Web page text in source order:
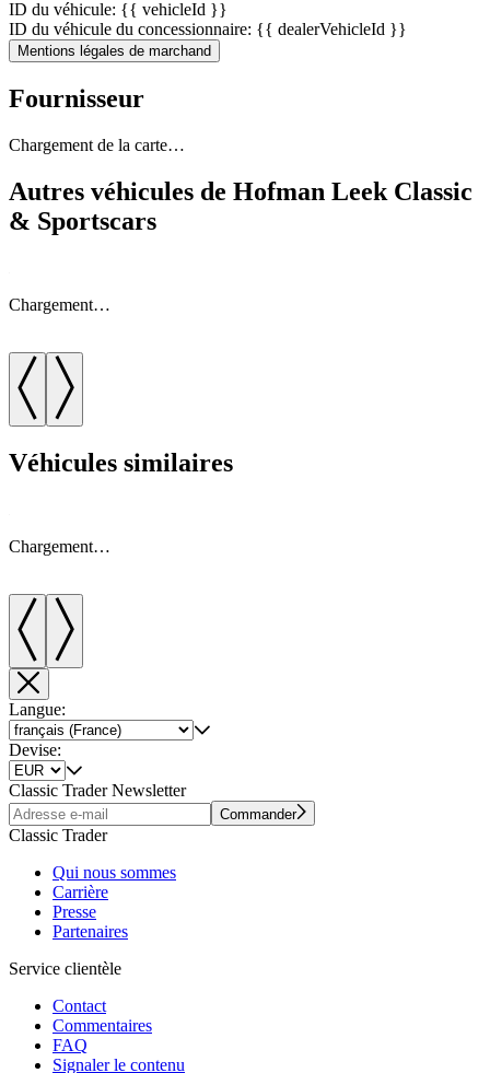
ID du véhicule: {{ vehicleId }}
ID du véhicule du concessionnaire: {{ dealerVehicleId }}
Mentions légales de marchand
Fournisseur
Chargement de la carte…
Autres véhicules de Hofman Leek Classic
& Sportscars
Chargement…
Véhicules similaires
Chargement…
Langue:
Devise:
Classic Trader Newsletter
Commander
Classic Trader
Qui nous sommes
Carrière
Presse
Partenaires
Service clientèle
Contact
Commentaires
FAQ
Signaler le contenu